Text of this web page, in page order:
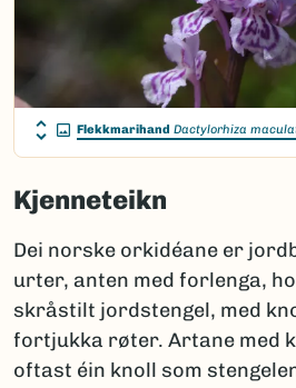
Flekkmarihand Dactylorhiza
Kjenneteikn
Dei norske orkidéane er
urter, anten med forlenga,
skråstilt jordstengel, med
fortjukka røter. Artane med
oftast éin knoll som